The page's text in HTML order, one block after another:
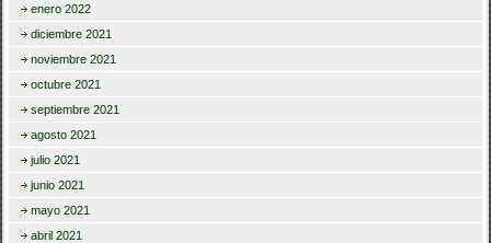
enero 2022
diciembre 2021
noviembre 2021
octubre 2021
septiembre 2021
agosto 2021
julio 2021
junio 2021
mayo 2021
abril 2021